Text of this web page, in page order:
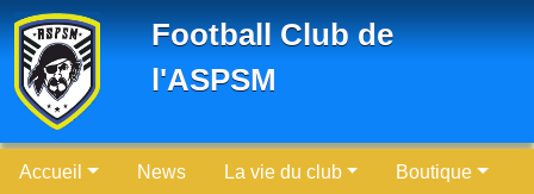
Football Club de
l'ASPSM
Accueil News La vie du club Boutique
Panneau de gestion des cookies